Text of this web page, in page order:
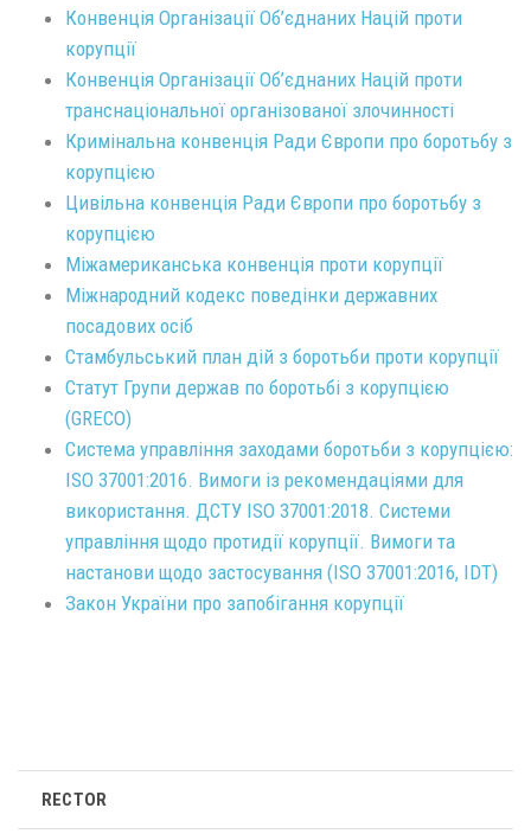
Конвенція Організації Об’єднаних Націй проти
корупції
Конвенція Організації Об’єднаних Націй проти
транснаціональної організованої злочинності
Кримінальна конвенція Ради Європи про боротьбу з
корупцією
Цивільна конвенція Ради Європи про боротьбу з
корупцією
Міжамериканська конвенція проти корупції
Міжнародний кодекс поведінки державних
посадових осіб
Стамбульський план дій з боротьби проти корупції
Статут Групи держав по боротьбі з корупцією
(GRECO)
Система управління заходами боротьби з корупцією:
ISO 37001:2016. Вимоги із рекомендаціями для
використання. ДСТУ ISO 37001:2018. Системи
управління щодо протидії корупції. Вимоги та
настанови щодо застосування (ISO 37001:2016, IDT)
Закон України про запобігання корупції
RECTOR